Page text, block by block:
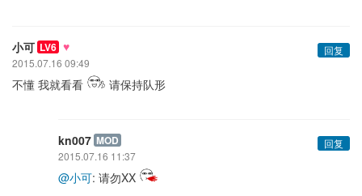
小可 LV6 ♥
回复
2015.07.16 09:49
不懂 我就看看 请保持队形
kn007 MOD
回复
2015.07.16 11:37
@小可: 请勿XX